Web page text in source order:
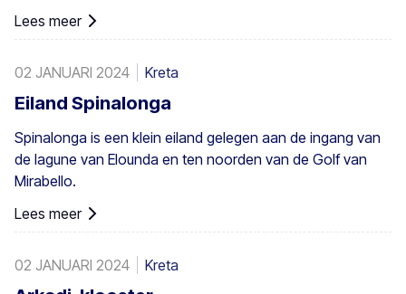
respectieve wegen. Het beslaat 200 stremmata (50 acres)
en bestaat uit inheemse Theophrastus-palmen – de
heel Europa. Een voldoende groot bestand bestaat in
Preveli, met kleinere groepen elders, bijvoorbeeld bij Agios
Nikitas. De palm komt ook hier en daar voor op de
zuidwestelijke Egeïsche eilanden, Cyprus en in Turkije.
Lees meer
02 JANUARI 2024 Kreta
Eiland Spinalonga
Spinalonga is een klein eiland gelegen aan de ingang van
de lagune van Elounda en ten noorden van de Golf van
Mirabello.
Lees meer
02 JANUARI 2024 Kreta